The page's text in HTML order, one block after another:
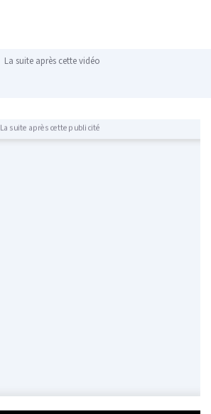
La suite après cette vidéo
La suite après cette publicité